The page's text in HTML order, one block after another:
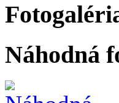
Náhodná